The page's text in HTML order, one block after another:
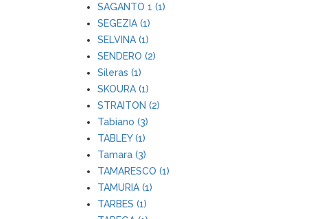
SAGANTO 1 (1)
SEGEZIA (1)
SELVINA (1)
SENDERO (2)
Sileras (1)
SKOURA (1)
STRAITON (2)
Tabiano (3)
TABLEY (1)
Tamara (3)
TAMARESCO (1)
TAMURIA (1)
TARBES (1)